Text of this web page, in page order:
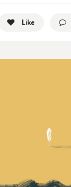
Like